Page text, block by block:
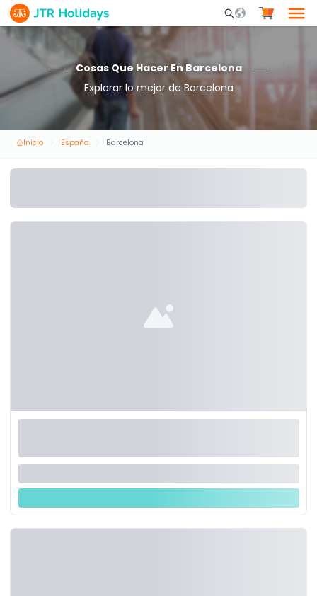
Mobile Search
Cosas Que Hacer En Barcelona
Explorar lo mejor de Barcelona
Inicio España Barcelona